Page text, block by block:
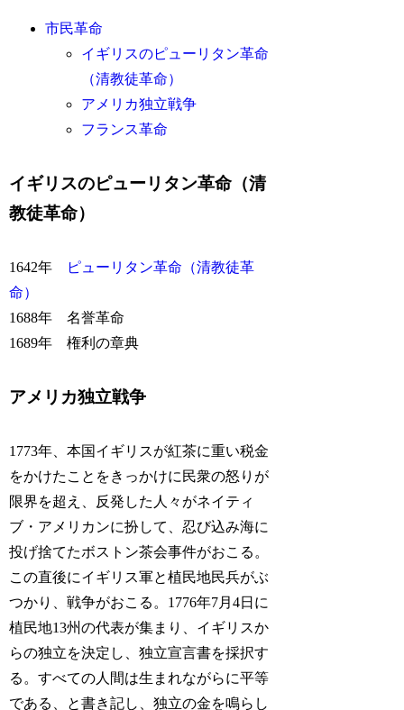
市民革命
イギリスのピューリタン革命
（清教徒革命）
アメリカ独立戦争
フランス革命
イギリスのピューリタン革命（清
教徒革命）
1642年
ピューリタン革命（清教徒革
命）
1688年 名誉革命
1689年 権利の章典
アメリカ独立戦争
1773年、本国イギリスが紅茶に重い税金
をかけたことをきっかけに民衆の怒りが
限界を超え、反発した人々がネイティ
ブ・アメリカンに扮して、忍び込み海に
投げ捨てたボストン茶会事件がおこる。
この直後にイギリス軍と植民地民兵がぶ
つかり、戦争がおこる。1776年7月4日に
植民地13州の代表が集まり、イギリスか
らの独立を決定し、独立宣言書を採択す
る。すべての人間は生まれながらに平等
である、と書き記し、独立の金を鳴らし